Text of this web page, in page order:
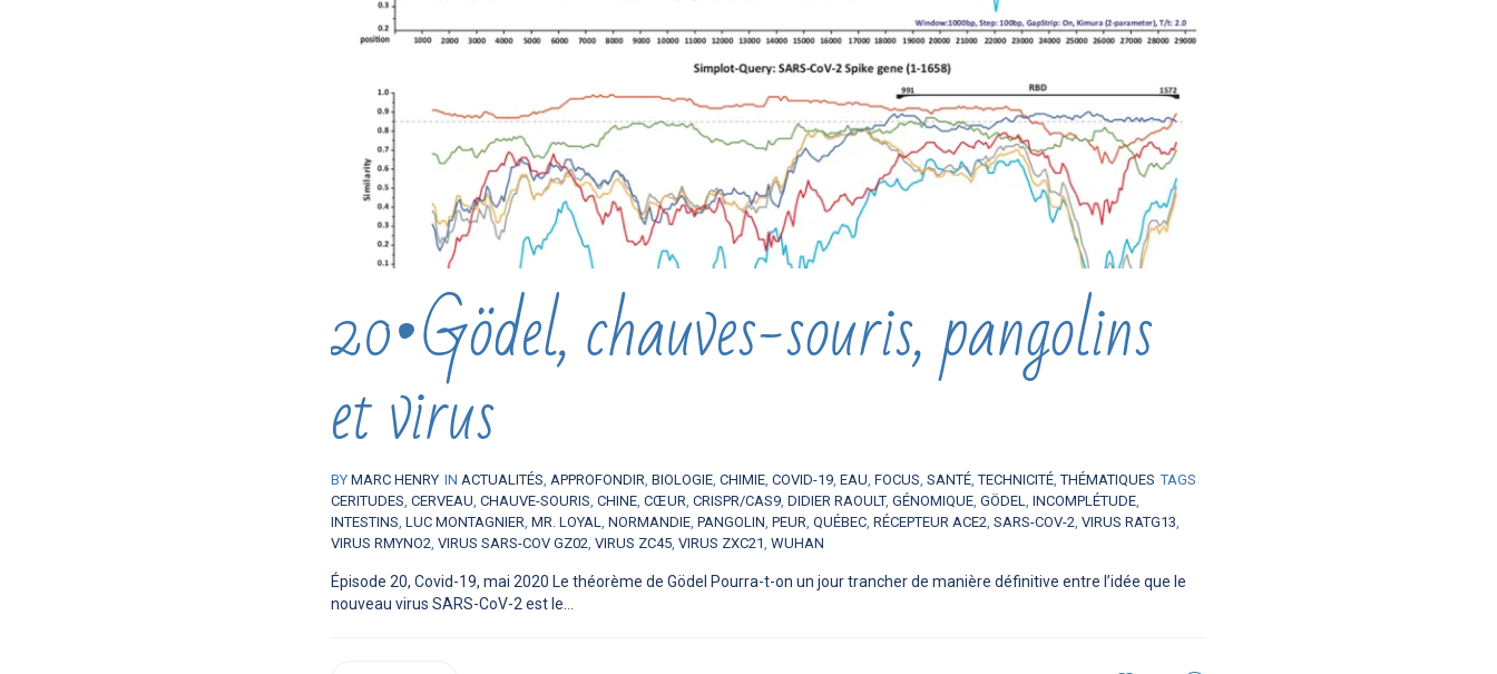
20•Gödel, chauves-souris, pangolins
et virus
BY MARC HENRY IN ACTUALITÉS, APPROFONDIR, BIOLOGIE, CHIMIE, COVID-19, EAU, FOCUS, SANTÉ,TECHNICITÉ,THÉMATIQUES TAGS
CERITUDES, CERVEAU, CHAUVE-SOURIS, CHINE, CŒUR, CRISPR/CAS9, DIDIER RAOULT, GÉNOMIQUE, GÖDEL, INCOMPLÉTUDE,
INTESTINS, LUC MONTAGNIER, MR. LOYAL, NORMANDIE, PANGOLIN, PEUR, QUÉBEC, RÉCEPTEUR ACE2, SARS-COV-2, VIRUS RATG13,
VIRUS RMYNO2, VIRUS SARS-COV GZ02, VIRUS ZC45, VIRUS ZXC21, WUHAN
Épisode 20, Covid-19, mai 2020 Le théorème de Gödel Pourra-t-on un jour trancher de manière définitive entre l’idée que le
nouveau virus SARS-CoV-2 est le...